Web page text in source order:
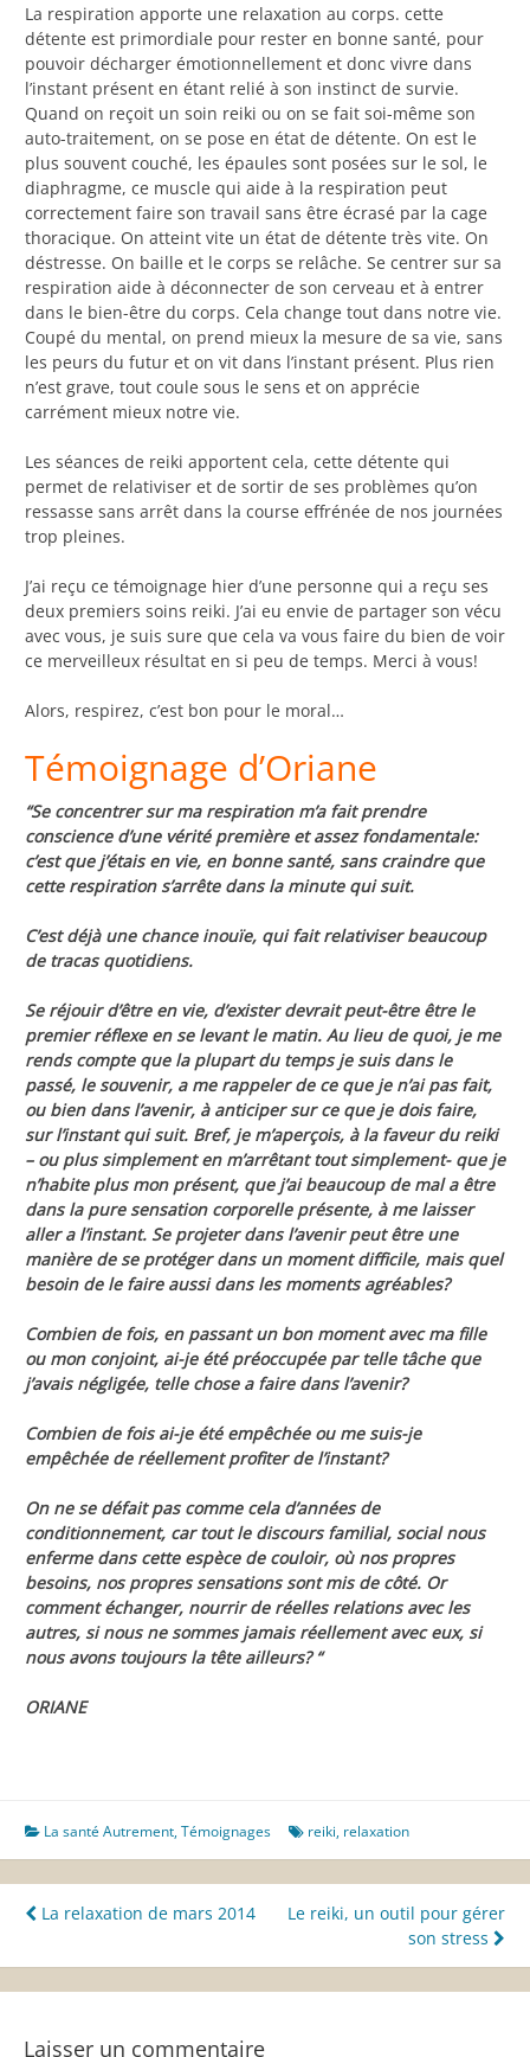
La respiration apporte une relaxation au corps. cette
détente est primordiale pour rester en bonne santé, pour
pouvoir décharger émotionnellement et donc vivre dans
l’instant présent en étant relié à son instinct de survie.
Quand on reçoit un soin reiki ou on se fait soi-même son
auto-traitement, on se pose en état de détente. On est le
plus souvent couché, les épaules sont posées sur le sol, le
diaphragme, ce muscle qui aide à la respiration peut
correctement faire son travail sans être écrasé par la cage
thoracique. On atteint vite un état de détente très vite. On
déstresse. On baille et le corps se relâche. Se centrer sur sa
respiration aide à déconnecter de son cerveau et à entrer
dans le bien-être du corps. Cela change tout dans notre vie.
Coupé du mental, on prend mieux la mesure de sa vie, sans
les peurs du futur et on vit dans l’instant présent. Plus rien
n’est grave, tout coule sous le sens et on apprécie
carrément mieux notre vie.
Les séances de reiki apportent cela, cette détente qui
permet de relativiser et de sortir de ses problèmes qu’on
ressasse sans arrêt dans la course effrénée de nos journées
trop pleines.
J’ai reçu ce témoignage hier d’une personne qui a reçu ses
deux premiers soins reiki. J’ai eu envie de partager son vécu
avec vous, je suis sure que cela va vous faire du bien de voir
ce merveilleux résultat en si peu de temps. Merci à vous!
Alors, respirez, c’est bon pour le moral…
Témoignage d’Oriane
“Se concentrer sur ma respiration m’a fait prendre
conscience d’une vérité première et assez fondamentale:
c’est que j’étais en vie, en bonne santé, sans craindre que
cette respiration s’arrête dans la minute qui suit.
C’est déjà une chance inouïe, qui fait relativiser beaucoup
de tracas quotidiens.
Se réjouir d’être en vie, d’exister devrait peut-être être le
premier réflexe en se levant le matin. Au lieu de quoi, je me
rends compte que la plupart du temps je suis dans le
passé, le souvenir, a me rappeler de ce que je n’ai pas fait,
ou bien dans l’avenir, à anticiper sur ce que je dois faire,
sur l’instant qui suit. Bref, je m’aperçois, à la faveur du reiki
– ou plus simplement en m’arrêtant tout simplement- que je
n’habite plus mon présent, que j’ai beaucoup de mal a être
dans la pure sensation corporelle présente, à me laisser
aller a l’instant. Se projeter dans l’avenir peut être une
manière de se protéger dans un moment difficile, mais quel
besoin de le faire aussi dans les moments agréables?
Combien de fois, en passant un bon moment avec ma fille
ou mon conjoint, ai-je été préoccupée par telle tâche que
j’avais négligée, telle chose a faire dans l’avenir?
Combien de fois ai-je été empêchée ou me suis-je
empêchée de réellement profiter de l’instant?
On ne se défait pas comme cela d’années de
conditionnement, car tout le discours familial, social nous
enferme dans cette espèce de couloir, où nos propres
besoins, nos propres sensations sont mis de côté. Or
comment échanger, nourrir de réelles relations avec les
autres, si nous ne sommes jamais réellement avec eux, si
nous avons toujours la tête ailleurs? “
ORIANE
La santé Autrement,Témoignages reiki, relaxation
Navigation
de
l’article
La relaxation de mars 2014
Le reiki, un outil pour gérer
son stress
Laisser un commentaire